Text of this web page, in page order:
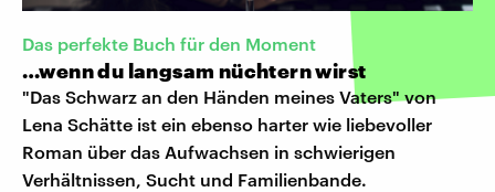
Das perfekte Buch für den Moment
…wenn du langsam nüchtern wirst
"Das Schwarz an den Händen meines Vaters" von
Lena Schätte ist ein ebenso harter wie liebevoller
Roman über das Aufwachsen in schwierigen
Verhältnissen, Sucht und Familienbande.